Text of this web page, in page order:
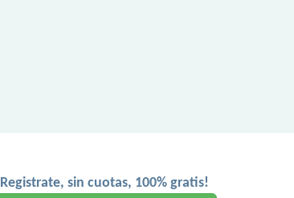
Registrate, sin cuotas, 100% gratis!